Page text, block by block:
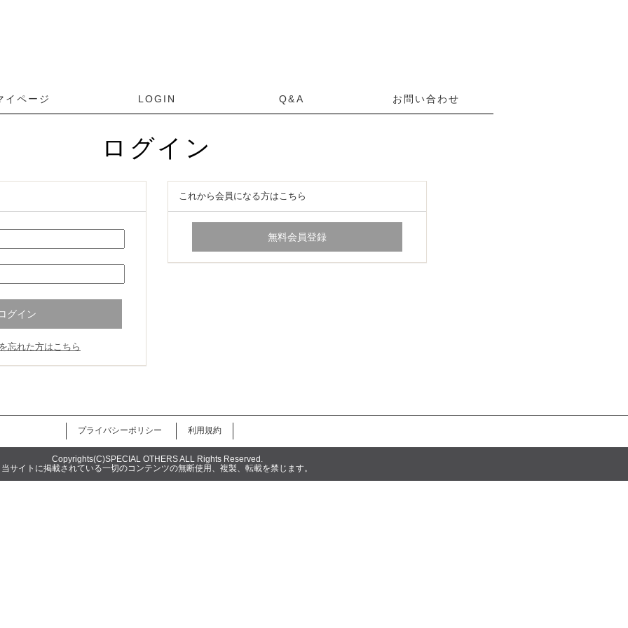
ログイン
忘れた方はこちら
これから会員になる方はこちら
Copyrights(C)SPECIAL OTHERS ALL Rights Reserved.
当サイトに掲載されている一切のコンテンツの無断使用、複製、転載を禁じます。